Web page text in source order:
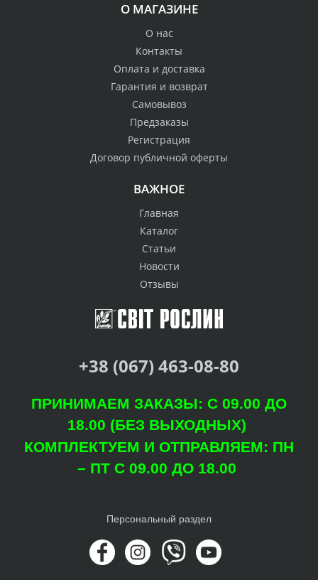
О МАГАЗИНЕ
О нас
Контакты
Оплата и доставка
Гарантия и возврат
Самовывоз
Предзаказы
Регистрация
Договор публичной оферты
ВАЖНОЕ
Главная
Каталог
Статьи
Новости
Отзывы
+38 (067) 463-08-80
ПРИНИМАЕМ ЗАКАЗЫ: С 09.00 ДО
18.00 (БЕЗ ВЫХОДНЫХ)
КОМПЛЕКТУЕМ И ОТПРАВЛЯЕМ: ПН
– ПТ С 09.00 ДО 18.00
Персональный раздел